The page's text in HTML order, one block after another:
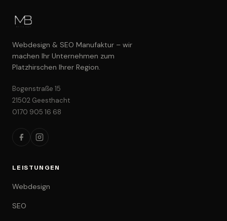
Webdesign & SEO Manufaktur – wir
machen Ihr Unternehmen zum
Platzhirschen Ihrer Region.
Bogenstraße 15
21502 Geesthacht
0170 905 16 68
LEISTUNGEN
Webdesign
SEO